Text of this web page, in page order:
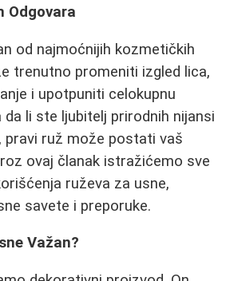
Odgovara
od najmoćnijih kozmetičkih
trenutno promeniti izgled lica,
i upotpuniti celokupnu
da li ste ljubitelj prirodnih nijansi
pravi ruž može postati vaš
ovaj članak istražićemo sve
ruževa za usne,
savete i preporuke.
Važan?